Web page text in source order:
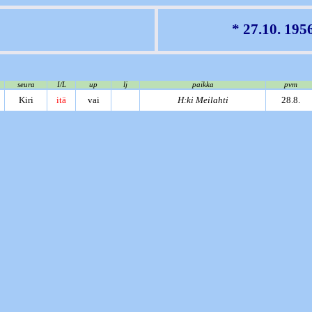
* 27.10.
seura I/L up lj paikka pvm
Kiri itä vai H:ki Meilahti 28.8.